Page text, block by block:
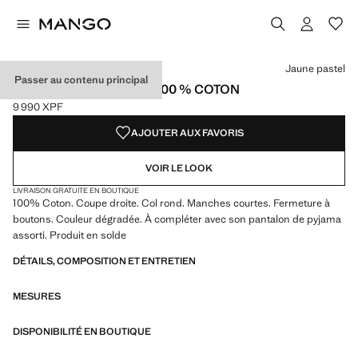
Passer au contenu principal
CARDIGAN DÉGRADÉ 100 % COTON
Prix actuel [9 990 XPF ]
9 990 XPF
Choisissez une couleur
Jaune pastel
AJOUTER AUX FAVORIS
VOIR LE LOOK
LIVRAISON GRATUITE EN BOUTIQUE
100% Coton. Coupe droite. Col rond. Manches courtes. Fermeture à
boutons. Couleur dégradée. À compléter avec son pantalon de pyjama
assorti. Produit en solde
DÉTAILS, COMPOSITION ET ENTRETIEN
MESURES
DISPONIBILITÉ EN BOUTIQUE